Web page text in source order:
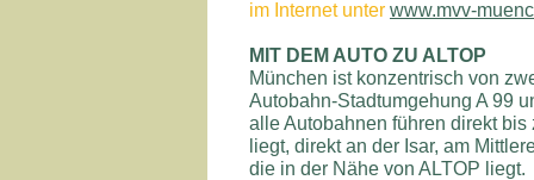
im Internet unter www.mvv-
MIT DEM AUTO ZU ALTOP
München ist konzentrisch von
Autobahn-Stadtumgehung A 99
alle Autobahnen führen direkt
liegt, direkt an der Isar, am
die in der Nähe von ALTOP liegt.